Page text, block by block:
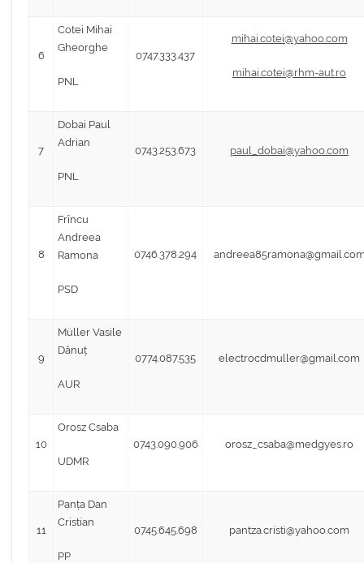
6
Cotei Mihai
Gheorghe
PNL
0747.333.437
mihai.cotei@yahoo.com
mihai.cotei@rhm-aut.ro
7
Dobai Paul
Adrian
PNL
0743.253.673 paul_dobai@yahoo.com
8
Frîncu
Andreea
Ramona
PSD
0746.378.294
9
Müller Vasile
Dănuț
AUR
0774.087.535 electrocdmuller@gmail.com
10
Orosz Csaba
UDMR
0743.090.906 orosz_csaba@medgyes.ro
11
Panța Dan
Cristian
PP
0745.645.698 pantza.cristi@yahoo.com